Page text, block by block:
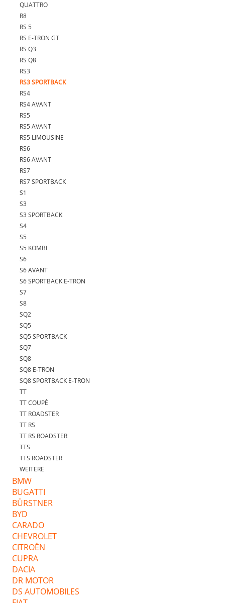
QUATTRO
R8
RS 5
RS E-TRON GT
RS Q3
RS Q8
RS3
RS3 SPORTBACK
RS4
RS4 AVANT
RS5
RS5 AVANT
RS5 LIMOUSINE
RS6
RS6 AVANT
RS7
RS7 SPORTBACK
S1
S3
S3 SPORTBACK
S4
S5
S5 KOMBI
S6
S6 AVANT
S6 SPORTBACK E-TRON
S7
S8
SQ2
SQ5
SQ5 SPORTBACK
SQ7
SQ8
SQ8 E-TRON
SQ8 SPORTBACK E-TRON
TT
TT COUPÉ
TT ROADSTER
TT RS
TT RS ROADSTER
TTS
TTS ROADSTER
WEITERE
BMW
BUGATTI
BÜRSTNER
BYD
CARADO
CHEVROLET
CITROËN
CUPRA
DACIA
DR MOTOR
DS AUTOMOBILES